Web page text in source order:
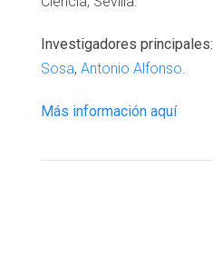
Investigadores principales:
Sosa, Antonio Alfonso.
Más información aquí